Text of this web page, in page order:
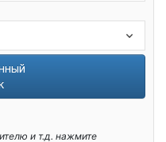
и т.д. нажмите